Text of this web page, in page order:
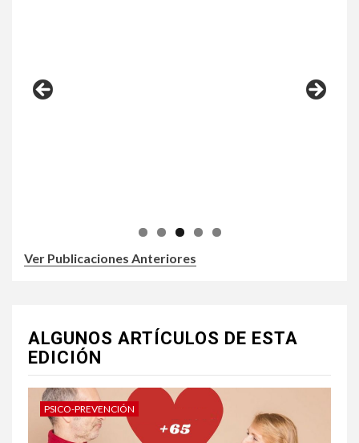
Ver Publicaciones Anteriores
ALGUNOS ARTÍCULOS DE ESTA
EDICIÓN
PSICO-PREVENCIÓN